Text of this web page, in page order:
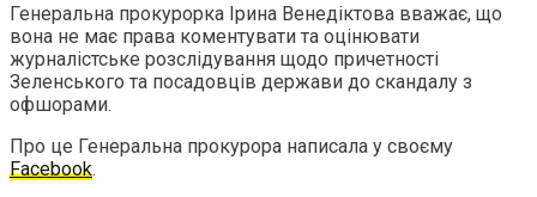
Генеральна прокурорка Ірина Венедіктова вважає, що
вона не має права коментувати та оцінювати
журналістське розслідування щодо причетності
Зеленського та посадовців держави до скандалу з
офшорами.
Про це Генеральна прокурора написала у своєму
Facebook.